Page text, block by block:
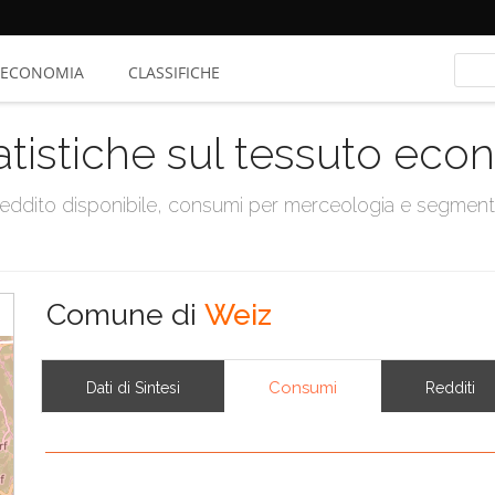
ECONOMIA CLASSIFICHE
sul tessuto
disponibile, consumi per merceologia e
Comune di Weiz
Dati di Sintesi Consumi Redditi